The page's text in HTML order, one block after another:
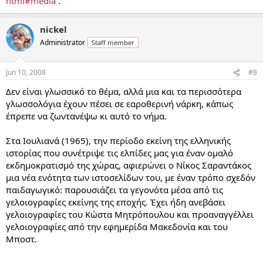
nickel
Administrator Staff member
Jun 10, 2008 #8
Δεν είναι γλωσσικό το θέμα, αλλά μια και τα περισσότερα
γλωσσολόγια έχουν πέσει σε εαροθερινή νάρκη, κάπως
έπρεπε να ζωντανέψω κι αυτό το νήμα.
Στα Ιουλιανά (1965), την περίοδο εκείνη της ελληνικής
ιστορίας που συνέτριψε τις ελπίδες μας για έναν ομαλό
εκδημοκρατισμό της χώρας, αφιερώνει ο Νίκος Σαραντάκος
μια νέα ενότητα των ιστοσελίδων του, με έναν τρόπο σχεδόν
παιδαγωγικό: παρουσιάζει τα γεγονότα μέσα από τις
γελοιογραφίες εκείνης της εποχής. Έχει ήδη ανεβάσει
γελοιογραφίες του Κώστα Μητρόπουλου και προαναγγέλλει
γελοιογραφίες από την εφημερίδα Μακεδονία και του
Μποστ.